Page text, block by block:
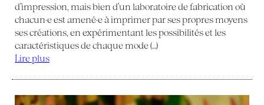
d’impression, mais bien d’un laboratoire de fabrication où
chacun·e est amené·e à imprimer par ses propres moyens
ses créations, en expérimentant les possibilités et les
caractéristiques de chaque mode (…)
Lire plus